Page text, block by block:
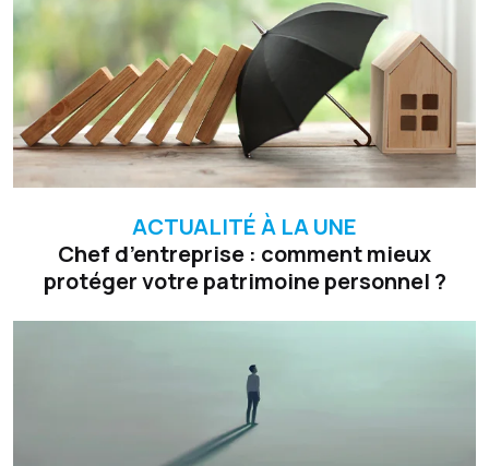
ACTUALITÉ À LA UNE
Chef d’entreprise : comment mieux
protéger votre patrimoine personnel ?